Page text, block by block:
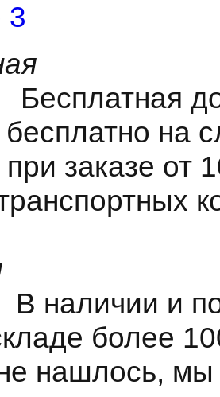
3
Бесплатная
на
заказе от
В наличии и
более
нашлось,